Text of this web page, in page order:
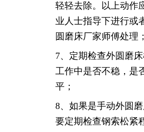
轻轻去除。以上动作
业人士指导下进行或
圆磨床厂家师傅处理；
7、定期检查外圆磨
工作中是否不稳，是
平；
8、如果是手动外圆
要定期检查钢索松紧